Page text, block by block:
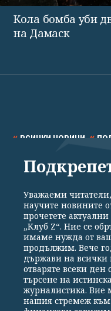
Кола бомба уби
на Дамаск
ВСИЧКИ НОВИНИ
СПОРТ КУЛТУРА
Общи условия
Реклама
Екип
Уважаеми
научите новините
прочетете
„Клуб Z“. Ние се
имаме нужда от
продължим. Вече
държави на всички
отваряте всеки ден
търсене на
журналистика. Вие
нашия стремеж към